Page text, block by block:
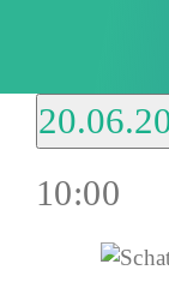
für
wählen.
10:00